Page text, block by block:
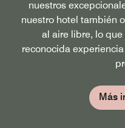
nuestros
nuestro hotel también
al aire libre, lo
reconocida
Más